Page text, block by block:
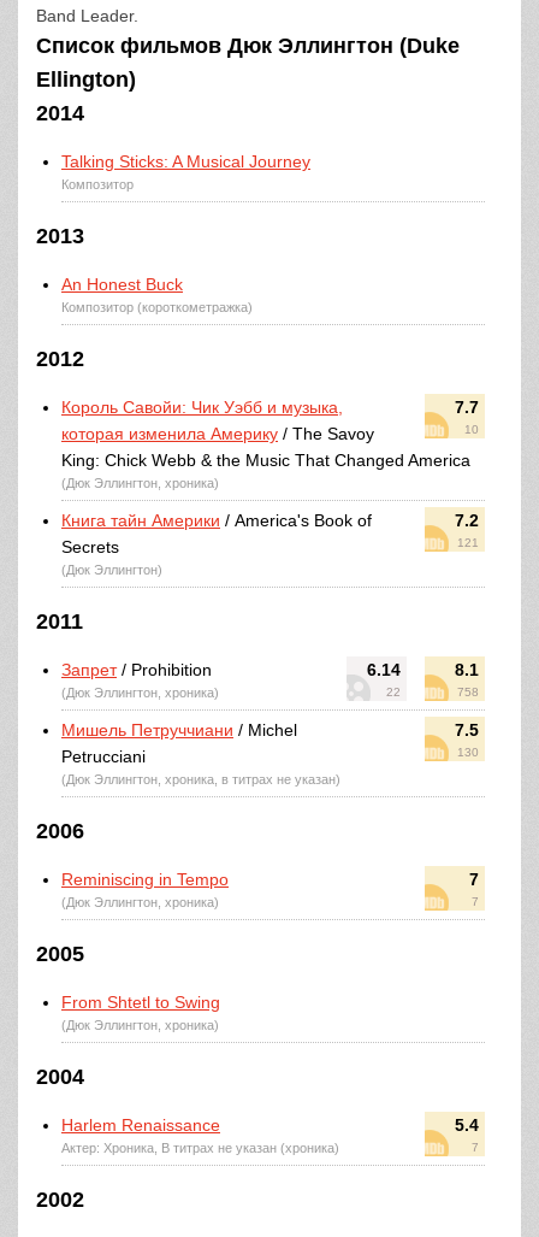
Band Leader.
Список фильмов Дюк Эллингтон (Duke
Ellington)
2014
Talking Sticks: A Musical Journey
Композитор
2013
An Honest Buck
Композитор (короткометражка)
2012
7.7
10
Король Савойи: Чик Уэбб и музыка,
которая изменила Америку / The Savoy
King: Chick Webb & the Music That Changed America
(Дюк Эллингтон, хроника)
7.2
121
Книга тайн Америки / America's Book of
Secrets
(Дюк Эллингтон)
2011
6.14
22
8.1
758
Запрет/ Prohibition
(Дюк Эллингтон, хроника)
7.5
130
Мишель Петруччиани / Michel
Petrucciani
(Дюк Эллингтон, хроника, в титрах не указан)
2006
7
7
Reminiscing in Tempo
(Дюк Эллингтон, хроника)
2005
From Shtetl to Swing
(Дюк Эллингтон, хроника)
2004
5.4
7
Harlem Renaissance
Актер: Хроника, В титрах не указан (хроника)
2002